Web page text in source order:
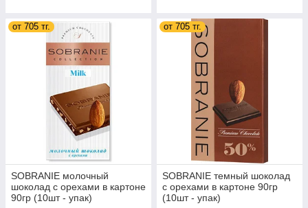
от 705 тг.
SOBRANIE молочный
шоколад с орехами в картоне
90гр (10шт - упак)
от 705 тг.
SOBRANIE темный шоколад
с орехами в картоне 90гр
(10шт - упак)